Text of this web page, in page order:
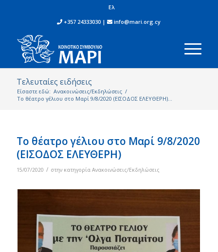
Ελ
+357 24333030 |
info@mari.org.cy
Τελευταίες ειδήσεις
Είσαστε εδώ: Ανακοινώσεις/Εκδηλώσεις /
Το θέατρο γέλιου στο Μαρί 9/8/2020 (ΕΙΣΟΔΟΣ ΕΛΕΥΘΕΡΗ)...
Το θέατρο γέλιου στο Μαρί 9/8/2020
(ΕΙΣΟΔΟΣ ΕΛΕΥΘΕΡΗ)
15/07/2020 / στην κατηγορία Ανακοινώσεις/Εκδηλώσεις